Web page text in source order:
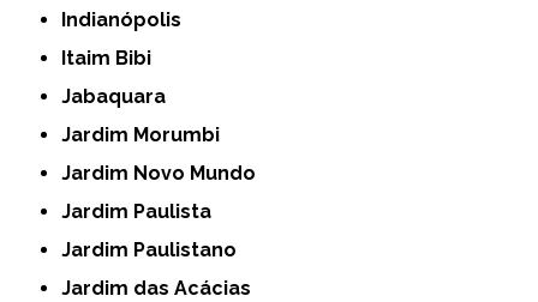
Indianópolis
Itaim Bibi
Jabaquara
Jardim Morumbi
Jardim Novo Mundo
Jardim Paulista
Jardim Paulistano
Jardim das Acácias